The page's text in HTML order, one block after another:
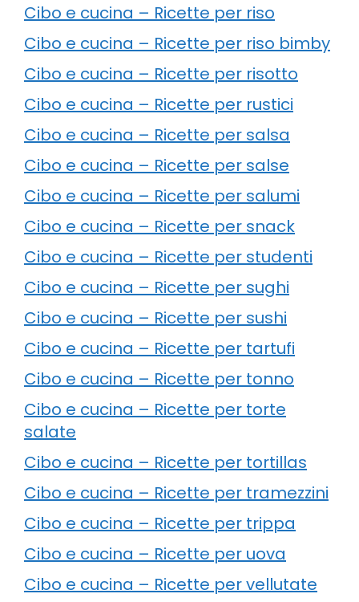
Cibo e cucina – Ricette per riso
Cibo e cucina – Ricette per riso bimby
Cibo e cucina – Ricette per risotto
Cibo e cucina – Ricette per rustici
Cibo e cucina – Ricette per salsa
Cibo e cucina – Ricette per salse
Cibo e cucina – Ricette per salumi
Cibo e cucina – Ricette per snack
Cibo e cucina – Ricette per studenti
Cibo e cucina – Ricette per sughi
Cibo e cucina – Ricette per sushi
Cibo e cucina – Ricette per tartufi
Cibo e cucina – Ricette per tonno
Cibo e cucina – Ricette per torte
salate
Cibo e cucina – Ricette per tortillas
Cibo e cucina – Ricette per tramezzini
Cibo e cucina – Ricette per trippa
Cibo e cucina – Ricette per uova
Cibo e cucina – Ricette per vellutate